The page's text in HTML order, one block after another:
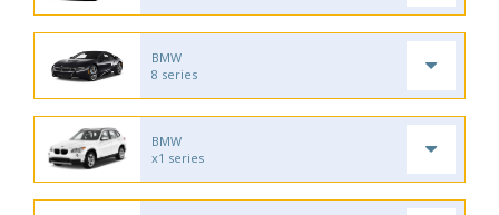
BMW
8 series
BMW
x1 series